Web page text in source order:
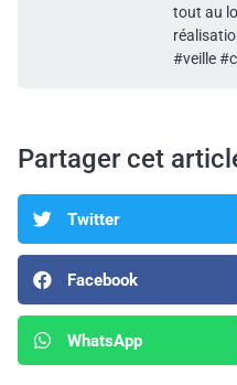
tout au
#veille
Partager cet
Twitter
Facebook
WhatsApp